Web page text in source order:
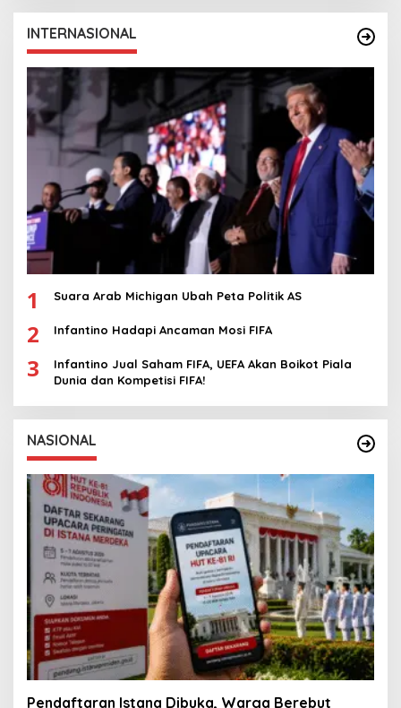
INTERNASIONAL
1 Suara Arab Michigan Ubah Peta Politik AS
2 Infantino Hadapi Ancaman Mosi FIFA
3
Infantino Jual Saham FIFA, UEFA Akan Boikot Piala
Dunia dan Kompetisi FIFA!
NASIONAL
Pendaftaran Istana Dibuka, Warga Berebut